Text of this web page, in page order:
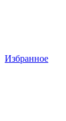
Избранное